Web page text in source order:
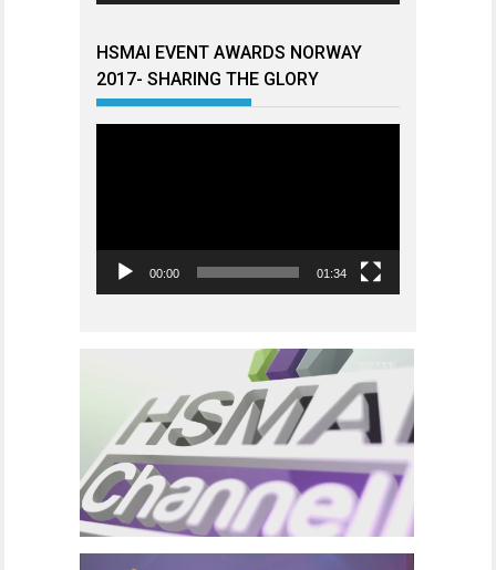
HSMAI EVENT AWARDS NORWAY
2017- SHARING THE GLORY
00:00 01:34